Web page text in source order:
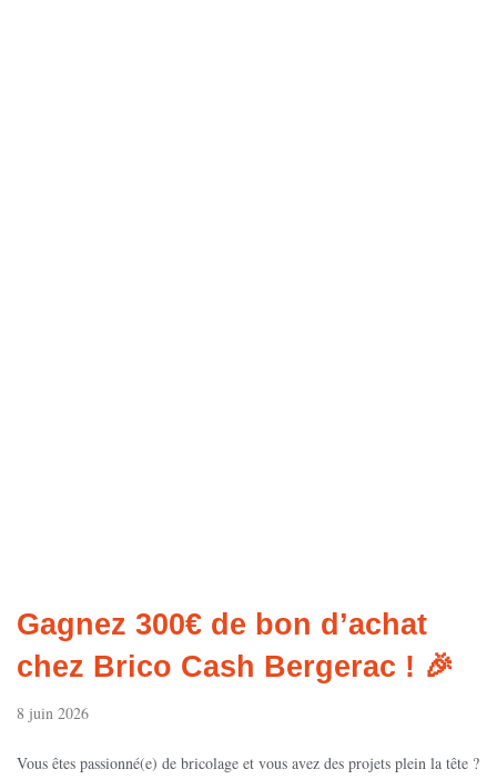
Gagnez 300€ de bon d’achat
chez Brico Cash Bergerac ! 🎉
8 juin 2026
Vous êtes passionné(e) de bricolage et vous avez des projets plein la tête ?